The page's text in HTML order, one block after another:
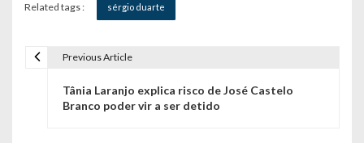
Related tags : sérgio duarte
Previous Article
Tânia Laranjo explica risco de José Castelo
Branco poder vir a ser detido